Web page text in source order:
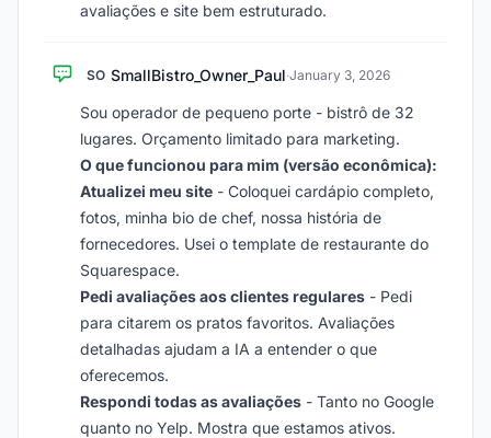
avaliações e site bem estruturado.
SO SmallBistro_Owner_Paul·January 3, 2026
Sou operador de pequeno porte - bistrô de 32
lugares. Orçamento limitado para marketing.
O que funcionou para mim (versão econômica):
Atualizei meu site - Coloquei cardápio completo,
fotos, minha bio de chef, nossa história de
fornecedores. Usei o template de restaurante do
Squarespace.
Pedi avaliações aos clientes regulares - Pedi
para citarem os pratos favoritos. Avaliações
detalhadas ajudam a IA a entender o que
oferecemos.
Respondi todas as avaliações - Tanto no Google
quanto no Yelp. Mostra que estamos ativos.